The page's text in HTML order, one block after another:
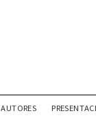
AUTORES